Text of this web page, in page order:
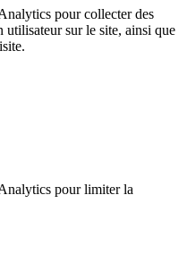
pour collecter des
utilisateur sur le site, ainsi que
pour limiter la